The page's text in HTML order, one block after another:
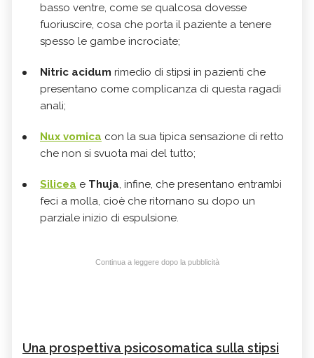
basso ventre, come se qualcosa dovesse
fuoriuscire, cosa che porta il paziente a tenere
spesso le gambe incrociate;
Nitric acidum rimedio di stipsi in pazienti che
presentano come complicanza di questa ragadi
anali;
Nux vomica con la sua tipica sensazione di retto
che non si svuota mai del tutto;
Silicea e Thuja, infine, che presentano entrambi
feci a molla, cioè che ritornano su dopo un
parziale inizio di espulsione.
Continua a leggere dopo la pubblicità
Una prospettiva psicosomatica sulla stipsi